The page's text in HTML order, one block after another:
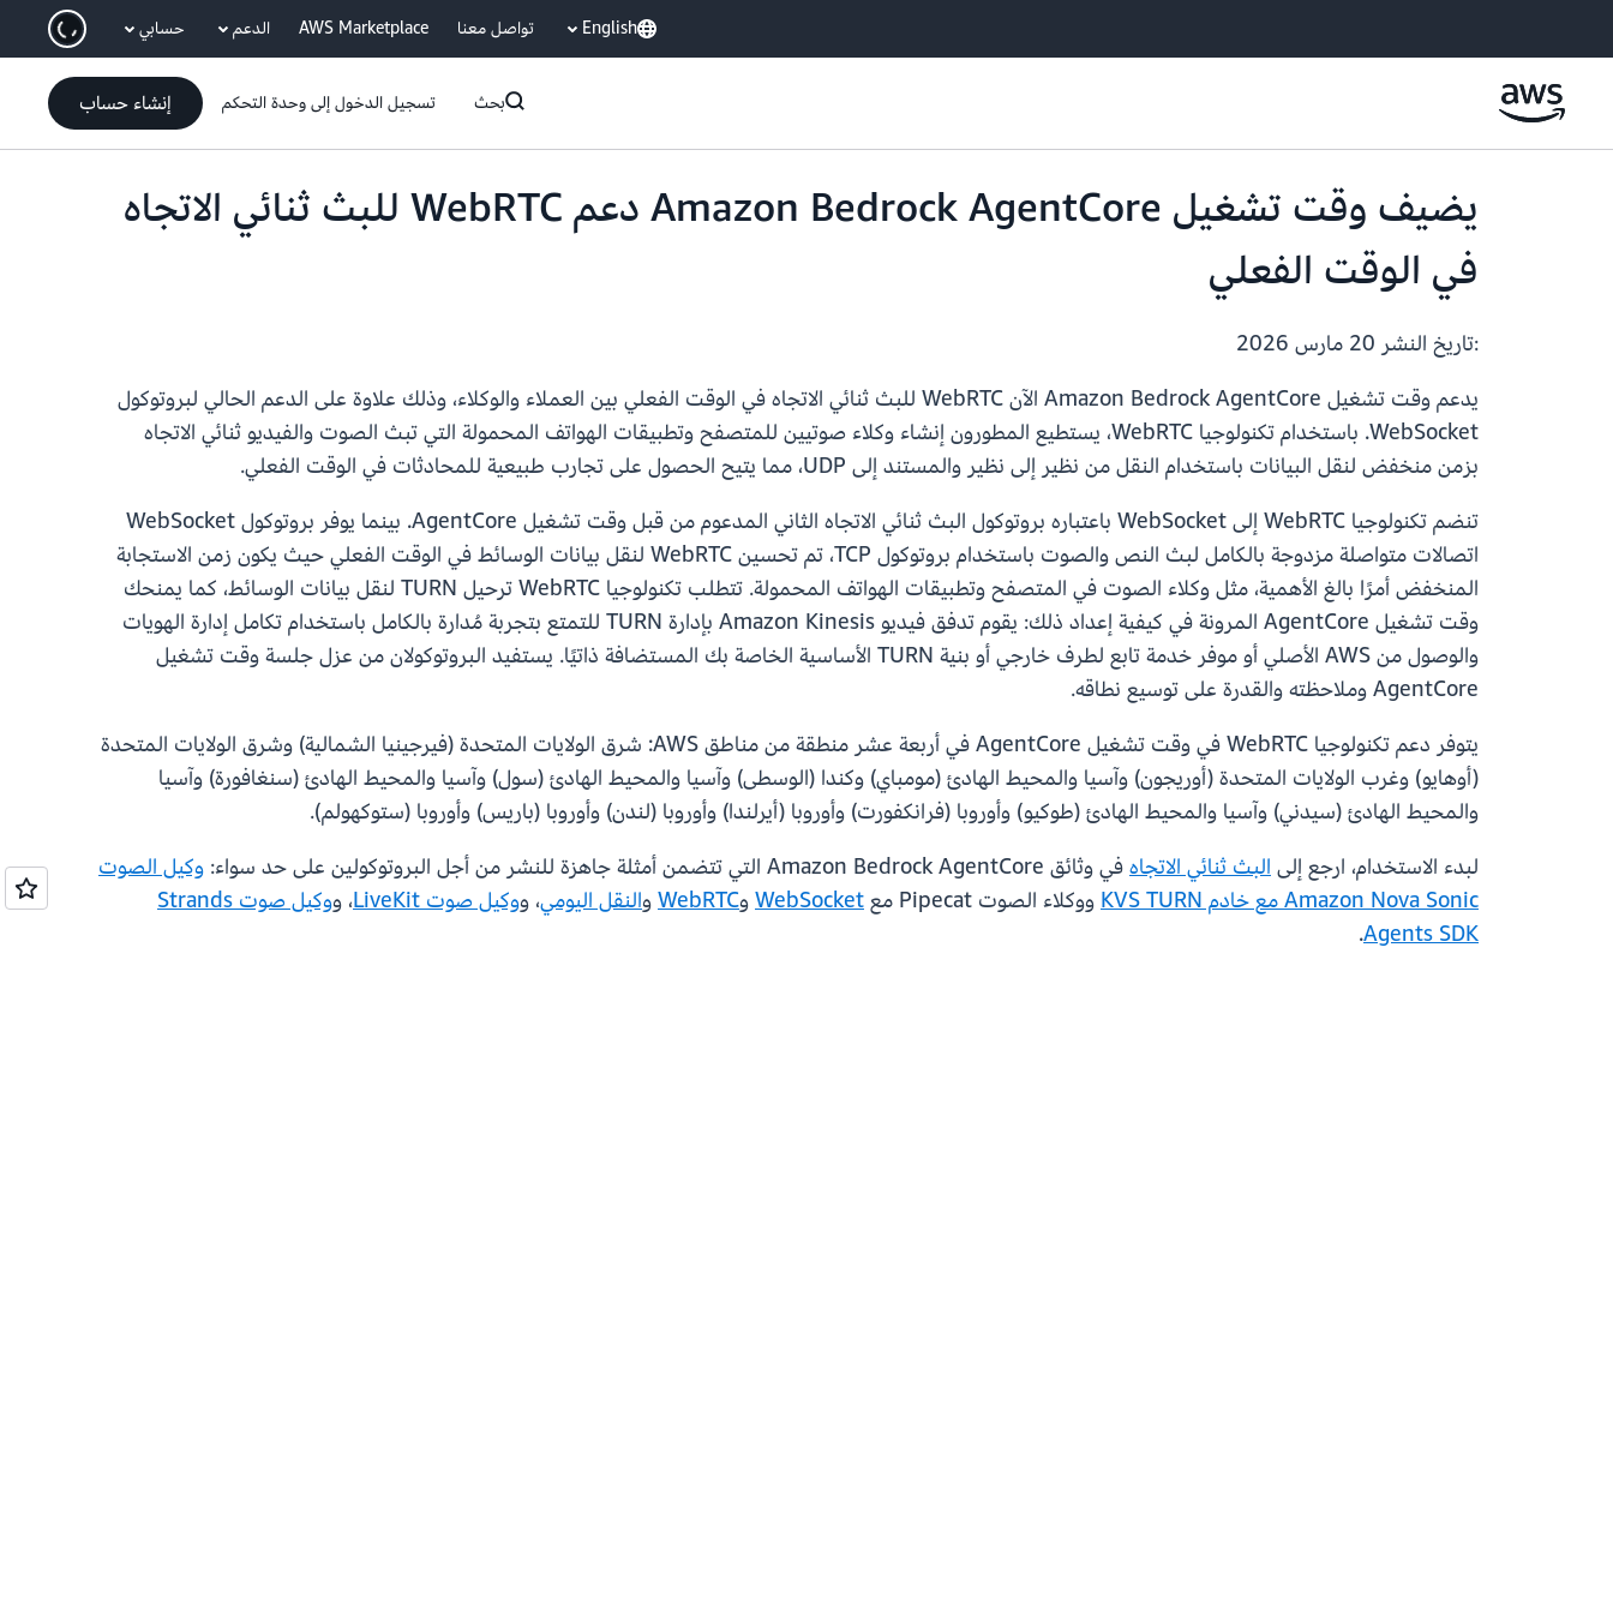
انتقل إلى المحتوى الرئيسي English تواصل معنا AWS Marketplace الدعم حسابي
بحث تسجيل الدخول إلى وحدة التحكم إنشاء حساب
يضيف وقت تشغيل Amazon Bedrock AgentCore دعم WebRTC للبث ثنائي الاتجاه
في الوقت الفعلي
:تاريخ النشر
يدعم وقت تشغيل Amazon Bedrock AgentCore الآن WebRTC للبث ثنائي الاتجاه في الوقت الفعلي بين العملاء والوكلاء، وذلك علاوة على الدعم الحالي لبروتوكول
WebSocket. باستخدام تكنولوجيا WebRTC، يستطيع المطورون إنشاء وكلاء صوتيين للمتصفح وتطبيقات الهواتف المحمولة التي تبث الصوت والفيديو ثنائي الاتجاه
بزمن منخفض لنقل البيانات باستخدام النقل من نظير إلى نظير والمستند إلى UDP، مما يتيح الحصول على تجارب طبيعية للمحادثات في الوقت الفعلي.
تنضم تكنولوجيا WebRTC إلى WebSocket باعتباره بروتوكول البث ثنائي الاتجاه الثاني المدعوم من قبل وقت تشغيل AgentCore. بينما يوفر بروتوكول WebSocket
اتصالات متواصلة مزدوجة بالكامل لبث النص والصوت باستخدام بروتوكول TCP، تم تحسين WebRTC لنقل بيانات الوسائط في الوقت الفعلي حيث يكون زمن الاستجابة
المنخفض أمرًا بالغ الأهمية، مثل وكلاء الصوت في المتصفح وتطبيقات الهواتف المحمولة. تتطلب تكنولوجيا WebRTC ترحيل TURN لنقل بيانات الوسائط، كما يمنحك
وقت تشغيل AgentCore المرونة في كيفية إعداد ذلك: يقوم تدفق فيديو Amazon Kinesis بإدارة TURN للتمتع بتجربة مُدارة بالكامل باستخدام تكامل إدارة الهويات
والوصول من AWS الأصلي أو موفر خدمة تابع لطرف خارجي أو بنية TURN الأساسية الخاصة بك المستضافة ذاتيًا. يستفيد البروتوكولان من عزل جلسة وقت تشغيل
AgentCore وملاحظته والقدرة على توسيع نطاقه.
يتوفر دعم تكنولوجيا WebRTC في وقت تشغيل AgentCore في أربعة عشر منطقة من مناطق AWS: شرق الولايات المتحدة (فيرجينيا الشمالية) وشرق الولايات المتحدة
(أوهايو) وغرب الولايات المتحدة (أوريجون) وآسيا والمحيط الهادئ (مومباي) وكندا (الوسطى) وآسيا والمحيط الهادئ (سول) وآسيا والمحيط الهادئ (سنغافورة) وآسيا
والمحيط الهادئ (سيدني) وآسيا والمحيط الهادئ (طوكيو) وأوروبا (فرانكفورت) وأوروبا (أيرلندا) وأوروبا (لندن) وأوروبا (باريس) وأوروبا (ستوكهولم).
لبدء الاستخدام، ارجع إلىالبث ثنائي الاتجاهفي وثائق Amazon Bedrock AgentCore التي تتضمن أمثلة جاهزة للنشر من أجل البروتوكولين على حد سواء:
وكيل الصوت
Amazon Nova Sonic مع خادم KVS TURN
ووكلاء الصوت Pipecat مع WebSocketوWebRTCوالنقل اليومي، ووكيل صوت LiveKit ، و
وكيل صوت Strands
Agents SDK
.